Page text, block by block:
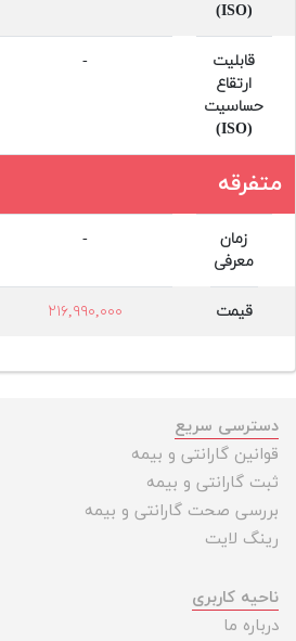
(ISO)
قابلیت
ارتقاع
حساسیت
(ISO)
-
متفرقه
زمان
معرفی
-
قیمت ۲۱۶,۹۹۰,۰۰۰
دسترسی سریع
قوانین گارانتی و بیمه
ثبت گارانتی و بیمه
بررسی صحت گارانتی و بیمه
رینگ لایت
ناحیه کاربری
درباره ما